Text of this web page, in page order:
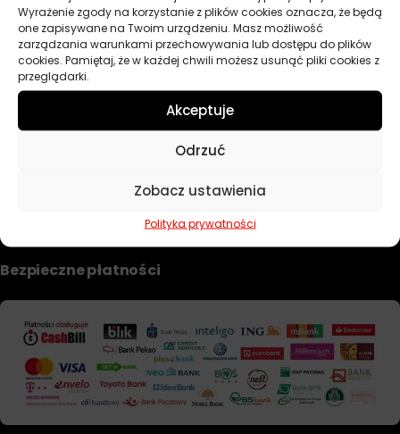
Wyrażenie zgody na korzystanie z plików cookies oznacza, że będą
one zapisywane na Twoim urządzeniu. Masz możliwość
zarządzania warunkami przechowywania lub dostępu do plików
cookies. Pamiętaj, że w każdej chwili możesz usunąć pliki cookies z
przeglądarki.
Akceptuje
Odrzuć
Zobacz ustawienia
Polityka prywatności
Dobierz filtr
TWOJE KONTO
Informacje prawne
Formularz zwrotu i reklamacji
Bezpieczne płatności